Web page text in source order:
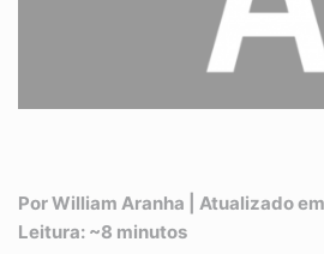
Por William Aranha | Atualizado
Leitura: ~8 minutos